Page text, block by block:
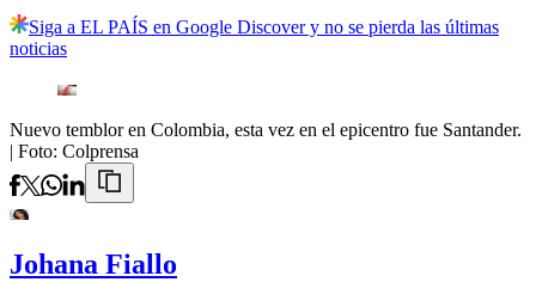
Siga a EL PAÍS en Google Discover y no se pierda las últimas
noticias
Nuevo temblor en Colombia, esta vez en el epicentro fue Santander.
| Foto: Colprensa
Johana Fiallo